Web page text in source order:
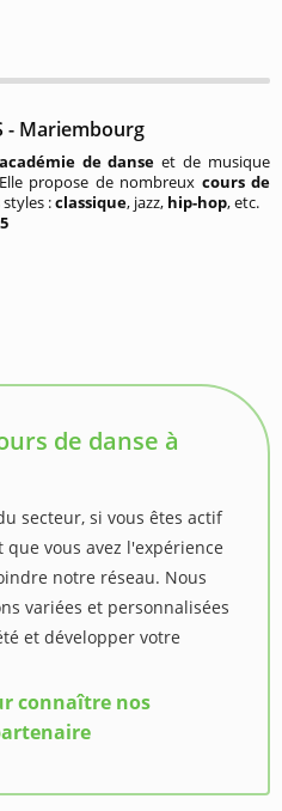
- Mariembourg
académie de danse et de musique
propose de nombreux cours de
:classique, jazz, hip-hop, etc.
de danse à
secteur, si vous êtes actif
vous avez l'expérience
notre réseau. Nous
variées et personnalisées
et développer votre
connaître nos